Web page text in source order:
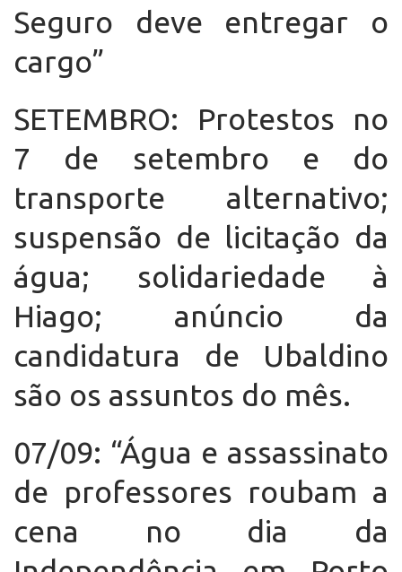
Seguro deve entregar o
cargo”
SETEMBRO: Protestos no
7 de setembro e do
transporte alternativo;
suspensão de licitação da
água; solidariedade à
Hiago; anúncio da
candidatura de Ubaldino
são os assuntos do mês.
07/09: “Água e assassinato
de professores roubam a
cena no dia da